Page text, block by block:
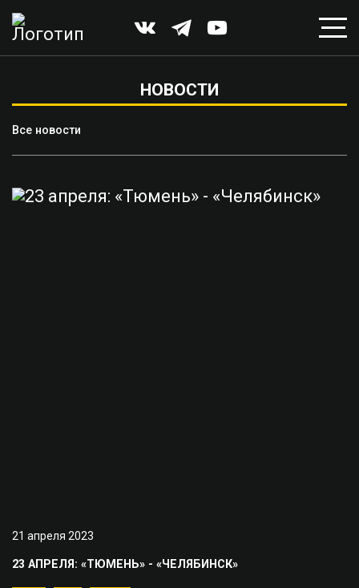
НОВОСТИ
Все новости
21 апреля 2023
23 АПРЕЛЯ: «ТЮМЕНЬ» - «ЧЕЛЯБИНСК»